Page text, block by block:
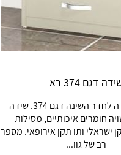
דגם 374 רא
רומיקס,שידה לחדר השינה דגם 374. שידה
חומרים איכותיים, מסילות
ישראלי ותו תקן אירופאי. מספר
רב של גוו...